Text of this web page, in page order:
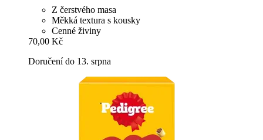
Z čerstvého masa
Měkká textura s kousky
Cenné živiny
70,00 Kč
Doručení do 13. srpna